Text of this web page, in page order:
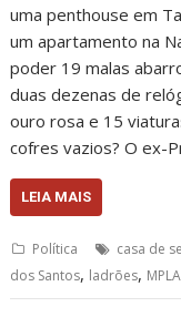
uma penthouse em
um apartamento na
poder 19 malas
duas dezenas de
ouro rosa e 15
cofres vazios? O ex-
LEIA MAIS
Política casa de
dos Santos, ladrões, MPLA